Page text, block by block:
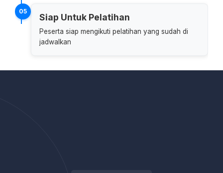
05
Siap Untuk Pelatihan
Peserta siap mengikuti pelatihan yang sudah di
jadwalkan